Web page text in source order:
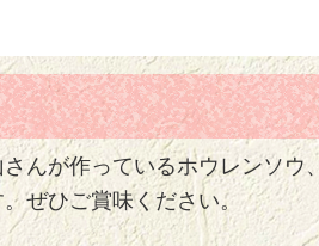
んが作っているホウレンソウ
。ぜひご賞味ください。